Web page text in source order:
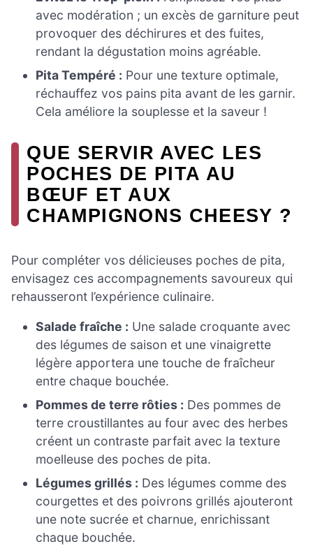
avec modération ; un excès de garniture peut
provoquer des déchirures et des fuites,
rendant la dégustation moins agréable.
Pita Tempéré : Pour une texture optimale,
réchauffez vos pains pita avant de les garnir.
Cela améliore la souplesse et la saveur !
QUE SERVIR AVEC LES
POCHES DE PITA AU
BŒUF ET AUX
CHAMPIGNONS CHEESY ?
Pour compléter vos délicieuses poches de pita,
envisagez ces accompagnements savoureux qui
rehausseront l’expérience culinaire.
Salade fraîche : Une salade croquante avec
des légumes de saison et une vinaigrette
légère apportera une touche de fraîcheur
entre chaque bouchée.
Pommes de terre rôties : Des pommes de
terre croustillantes au four avec des herbes
créent un contraste parfait avec la texture
moelleuse des poches de pita.
Légumes grillés : Des légumes comme des
courgettes et des poivrons grillés ajouteront
une note sucrée et charnue, enrichissant
chaque bouchée.